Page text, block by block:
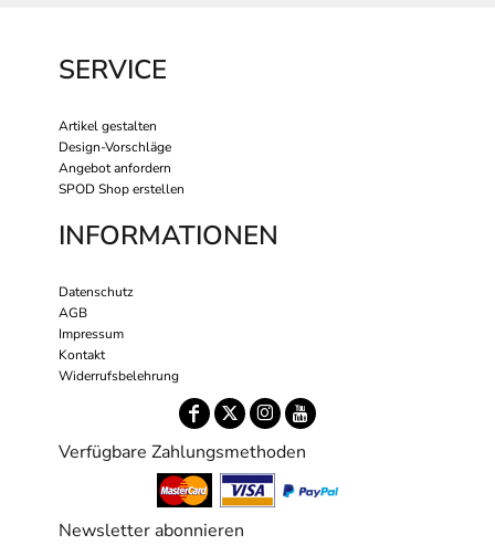
SERVICE
Artikel gestalten
Design-Vorschläge
Angebot anfordern
SPOD Shop erstellen
INFORMATIONEN
Datenschutz
AGB
Impressum
Kontakt
Widerrufsbelehrung
Verfügbare Zahlungsmethoden
Newsletter abonnieren